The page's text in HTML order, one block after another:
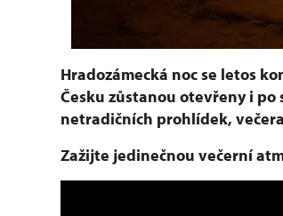
Hradozámecká noc se letos
Česku zůstanou otevřeny i
netradičních prohlídek,
Zažijte jedinečnou večerní